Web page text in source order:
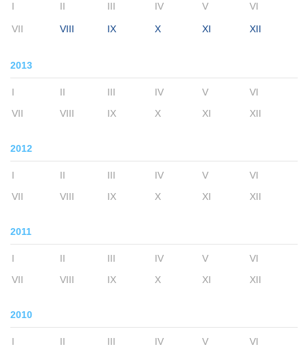
I II III IV V VI
VII VIII IX X XI XII
2013
I II III IV V
VI
VII
VIII IX X XI XII
2012
I II III IV V
VI
VII
VIII IX X XI XII
2011
I II III IV V
VI
VII
VIII IX X XI XII
2010
I II III IV V
VI